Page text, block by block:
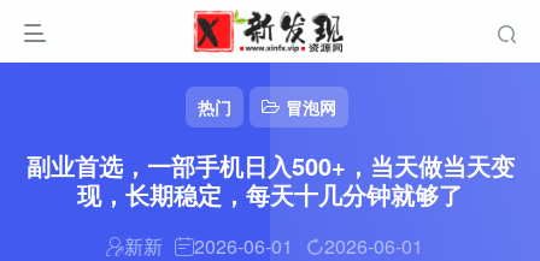
热门 冒泡网
副业首选，一部手机日入500+，当天做当天变
现，长期稳定，每天十几分钟就够了
新新 2026-06-01
2026-06-01